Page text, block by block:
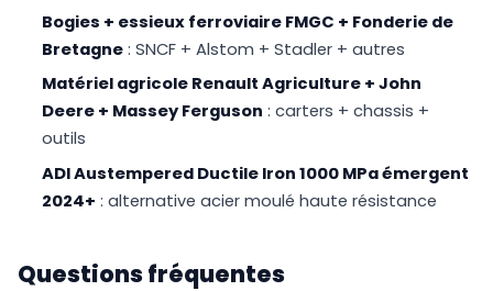
Bogies + essieux ferroviaire FMGC + Fonderie de
Bretagne : SNCF + Alstom + Stadler + autres
Matériel agricole Renault Agriculture + John
Deere + Massey Ferguson : carters + chassis +
outils
ADI Austempered Ductile Iron 1000 MPa émergent
2024+ : alternative acier moulé haute résistance
Questions fréquentes